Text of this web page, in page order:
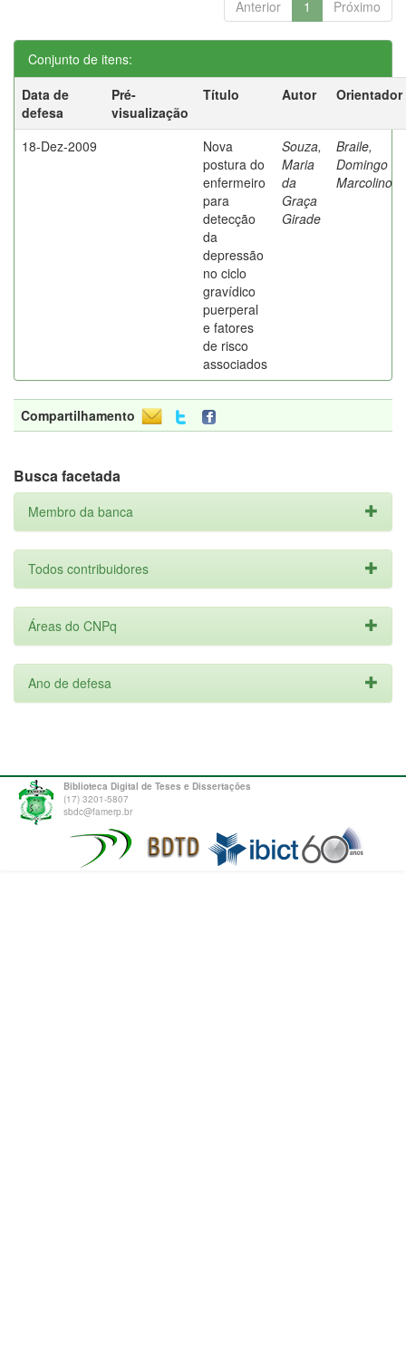
Anterior 1 Próximo
Conjunto de itens:
Data de
defesa
Pré-
visualização
Título Autor Orientador
18-Dez-2009
Nova
postura do
enfermeiro
para
detecção
da
depressão
no ciclo
gravídico
puerperal
e fatores
de risco
associados
Souza,
Maria
da
Graça
Girade
Braile,
Domingo
Marcolino
Compartilhamento
Busca facetada
Membro da banca
Todos contribuidores
Áreas do CNPq
Ano de defesa
Biblioteca Digital de Teses e Dissertações
(17) 3201-5807
sbdc@famerp.br